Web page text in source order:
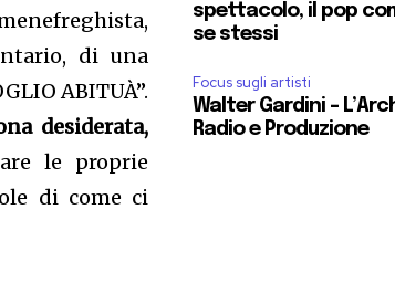
di una
ABITUÀ”.
desiderata,
le proprie
di come ci
spettacolo, il pop
se stessi
Focus sugli artisti
Walter Gardini –
Radio e Produzione